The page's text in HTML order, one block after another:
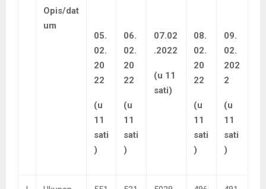
Opis/dat
um
05.
02.
20
22
(u
11
sati
)
06.
02.
20
22
(u
11
sati
)
07.02
.2022
(u 11
sati)
08.
02.
20
22
(u
11
sati
)
09.
02.
202
2
(u
11
sati
)